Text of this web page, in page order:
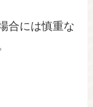
合には慎重な